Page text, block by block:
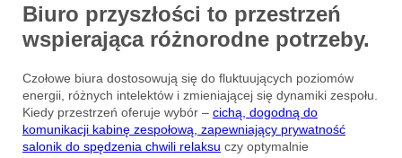
Biuro przyszłości to przestrzeń
wspierająca różnorodne potrzeby.
Czołowe biura dostosowują się do fluktuujących poziomów
energii, różnych intelektów i zmieniającej się dynamiki zespołu.
Kiedy przestrzeń oferuje wybór – cichą, dogodną do
komunikacji kabinę zespołową, zapewniający prywatność
salonik do spędzenia chwili relaksu czy optymalnie